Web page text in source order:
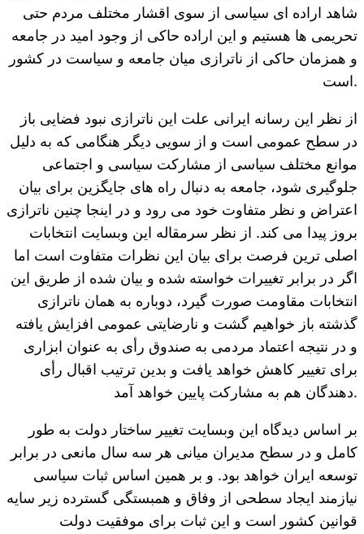
شاهد اراده ای سیاسی از سوی اقشار مختلف مردم حتی
تحریمی ها هستیم و این اراده حاکی از وجود امید در جامعه
و همزمان حاکی از ناترازی میان جامعه و سیاست در کشور
است.
از نظر این رسانه ایرانی علت این ناترازی نبود فضایی باز
در سطح عمومی است و از سویی دیگر هنگامی که به دلیل
موانع مختلف سیاسی از مشارکت سیاسی و اجتماعی
جلوگیری شود، جامعه به دنبال راه های جایگزین برای بیان
اعتراض و نظر متفاوت خود می رود و در اینجا چنین ناترازی
بروز پیدا می کند. از نظر سرمقاله این وبسایت انتخابات
اصلی ترین فرصت برای بیان این نظرات متفاوت است اما
اگر در برابر تغییرات خواسته شده و بیان شده از طریق این
انتخابات مقاومت صورت گیرد، دوباره به همان ناترازی
گذشته باز خواهیم گشت و نارضایتی عمومی افزایش یافته
و در نتیجه اعتماد مردمی به صندوق رأی به عنوان ابزاری
برای تغییر کاهش خواهد یافت و بدین ترتیب اقبال رأی
دهندگان هم به مشارکت پایین خواهد آمد.
بر اساس دیدگاه این وبسایت تغییر ساختار دولت به طور
کامل و در سطح مدیران میانی هر سه سال مانعی در برابر
توسعه ایران خواهد بود. و بر همین اساس ثبات سیاسی
نیازمند ایجاد سطحی از وفاق و همبستگی گسترده زیر سایه
قوانین کشور است و این ثبات برای موفقیت دولت